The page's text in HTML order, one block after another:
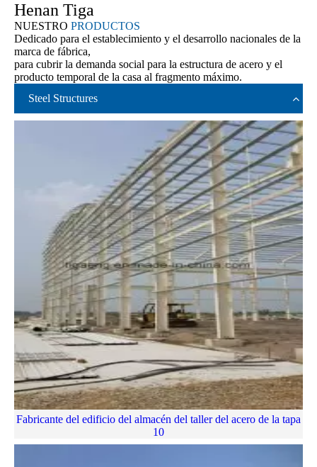
Henan Tiga
NUESTRO PRODUCTOS
Dedicado para el establecimiento y el desarrollo nacionales de la
marca de fábrica,
para cubrir la demanda social para la estructura de acero y el
producto temporal de la casa al fragmento máximo.
Steel Structures
Fabricante del edificio del almacén del taller del acero de la tapa
10